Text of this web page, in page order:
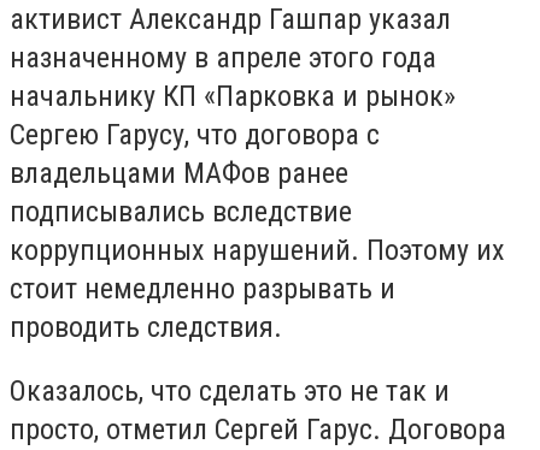
активист Александр Гашпар указал
назначенному в апреле этого года
начальнику КП «Парковка и рынок»
Сергею Гарусу, что договора с
владельцами МАФов ранее
подписывались вследствие
коррупционных нарушений. Поэтому их
стоит немедленно разрывать и
проводить следствия.
Оказалось, что сделать это не так и
просто, отметил Сергей Гарус. Договора